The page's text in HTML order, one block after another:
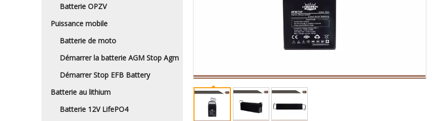
Batterie OPZV
Puissance mobile
Batterie de moto
Démarrer la batterie AGM Stop Agm
Démarrer Stop EFB Battery
Batterie au lithium
Batterie 12V LifePO4